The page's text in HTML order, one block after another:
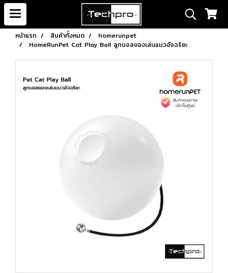
หน้าแรก สินค้าทั้งหมด
homerunpet
HomeRunPet Cat Play Ball ลูกบอลของเล่นแมวอัจฉริยะ